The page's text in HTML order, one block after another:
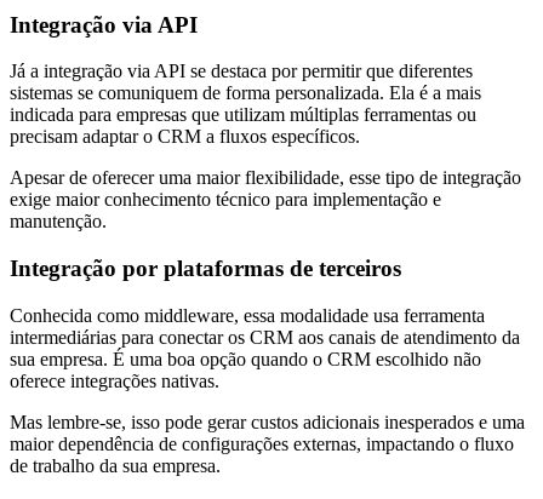
Integração via API
Já a integração via API se destaca por permitir que diferentes
sistemas se comuniquem de forma personalizada. Ela é a mais
indicada para empresas que utilizam múltiplas ferramentas ou
precisam adaptar o CRM a fluxos específicos.
Apesar de oferecer uma maior flexibilidade, esse tipo de integração
exige maior conhecimento técnico para implementação e
manutenção.
Integração por plataformas de terceiros
Conhecida como middleware, essa modalidade usa ferramenta
intermediárias para conectar os CRM aos canais de atendimento da
sua empresa. É uma boa opção quando o CRM escolhido não
oferece integrações nativas.
Mas lembre-se, isso pode gerar custos adicionais inesperados e uma
maior dependência de configurações externas, impactando o fluxo
de trabalho da sua empresa.